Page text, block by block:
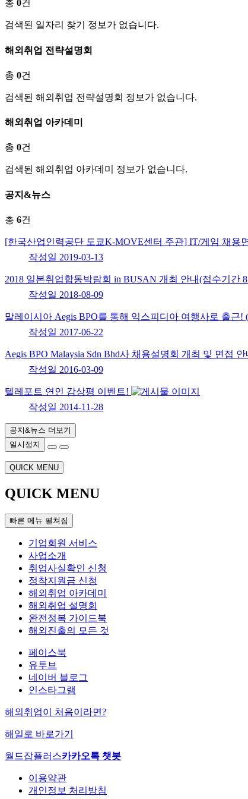
총 0건
검색된 일자리 찾기 정보가 없습니다.
해외취업 전략설명회
총 0건
검색된 해외취업 전략설명회 정보가 없습니다.
해외취업 아카데미
총 0건
검색된 해외취업 아카데미 정보가 없습니다.
공지&뉴스
총 6건
[한국산업인력공단 도쿄K-MOVE센터 주관] IT/게임 채용
작성일 2019-03-13
2018 일본취업합동박람회 in BUSAN 개최 안내(접수기간
작성일 2018-08-09
말레이시아 Aegis BPO를 통해 익스피디아 여행사로 출근!
작성일 2017-06-22
Aegis BPO Malaysia Sdn Bhd사 채용설명회 개최 및 면접 안
작성일 2016-03-09
텔레포트 연인 감상평 이벤트!
작성일 2014-11-28
공지&뉴스 더보기
일시정지
QUICK MENU
QUICK MENU
빠른 메뉴 펼쳐짐
기업회원 서비스
사업소개
취업사실확인 신청
정착지원금 신청
해외취업 아카데미
해외취업 설명회
완전정복 가이드북
해외진출의 모든 것
페이스북
유투브
네이버 블로그
인스타그램
해외취업이 처음이라면?
해일로 바로가기
월드잡플러스카카오톡 챗봇
이용약관
개인정보 처리방침